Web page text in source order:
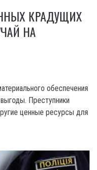
КРАДУЩИХ
НА
обеспечения
Преступники
ценные ресурсы для